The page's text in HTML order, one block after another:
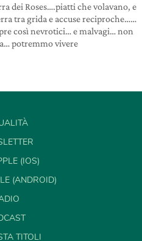
dei Roses….piatti che volavano, e
tra grida e accuse reciproche……
così nevrotici… e malvagi… non
potremmo vivere
(IOS)
(ANDROID)
TITOLI